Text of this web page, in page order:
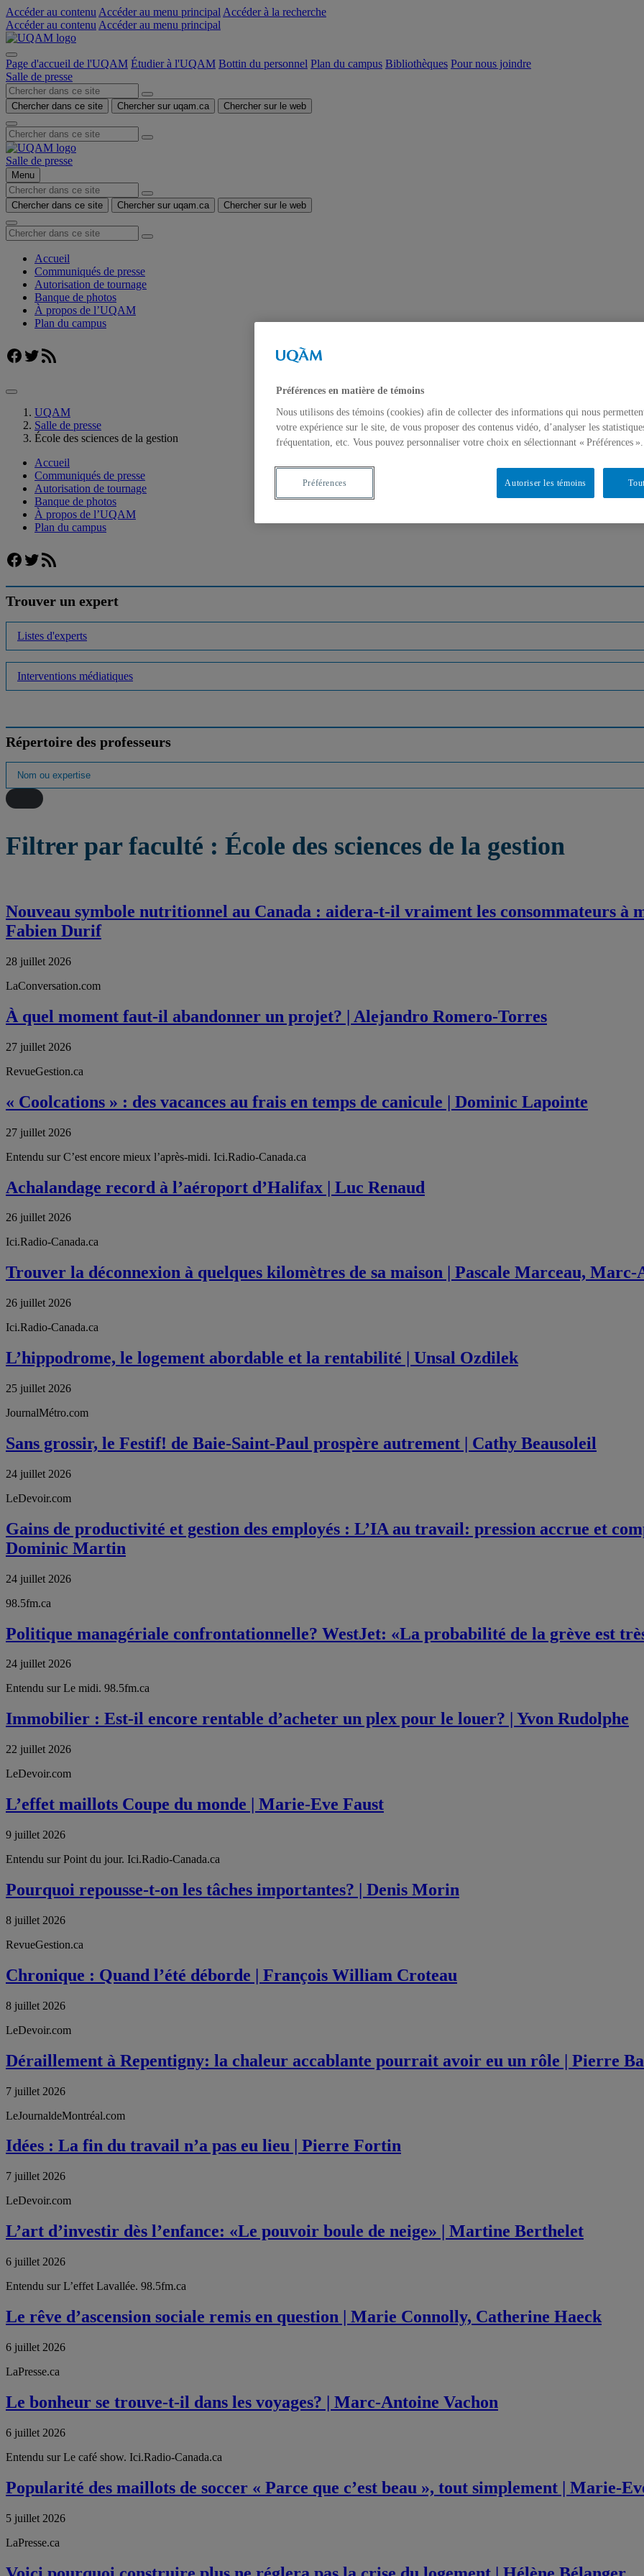
Accéder au contenu Accéder au menu principal Accéder à la recherche
Accéder au contenu Accéder au menu principal
Page d'accueil de l'UQAM Étudier à l'UQAM Bottin du personnel Plan du campus Bibliothèques Pour nous joindre
Salle de presse
Chercher dans ce site Chercher sur uqam.ca Chercher sur le web
Salle de presse
Menu
Chercher dans ce site Chercher sur uqam.ca Chercher sur le web
Accueil
Communiqués de presse
Autorisation de tournage
Banque de photos
À propos de l’UQAM
Plan du campus
Facebook
Twitter
Flux RSS
UQAM
Salle de presse
École des sciences de la gestion
Accueil
Communiqués de presse
Autorisation de tournage
Banque de photos
À propos de l’UQAM
Plan du campus
Facebook
Twitter
Flux RSS
Trouver un expert
Listes d'experts
Interventions médiatiques
Répertoire des professeurs
Filtrer par faculté : École des sciences de la gestion
Nouveau symbole nutritionnel au Canada : aidera‑t‑il vraiment les consommateurs à
Fabien Durif
28 juillet 2026
LaConversation.com
À quel moment faut-il abandonner un projet? | Alejandro Romero-Torres
27 juillet 2026
RevueGestion.ca
« Coolcations » : des vacances au frais en temps de canicule | Dominic Lapointe
27 juillet 2026
Entendu sur C’est encore mieux l’après-midi. Ici.Radio-Canada.ca
Achalandage record à l’aéroport d’Halifax | Luc Renaud
26 juillet 2026
Ici.Radio-Canada.ca
Trouver la déconnexion à quelques kilomètres de sa maison | Pascale Marceau, Marc-
26 juillet 2026
Ici.Radio-Canada.ca
L’hippodrome, le logement abordable et la rentabilité | Unsal Ozdilek
25 juillet 2026
JournalMétro.com
Sans grossir, le Festif! de Baie-Saint-Paul prospère autrement | Cathy Beausoleil
24 juillet 2026
LeDevoir.com
Gains de productivité et gestion des employés : L’IA au travail: pression accrue et
Dominic Martin
24 juillet 2026
98.5fm.ca
Politique managériale confrontationnelle? WestJet: «La probabilité de la grève est
24 juillet 2026
Entendu sur Le midi. 98.5fm.ca
Immobilier : Est-il encore rentable d’acheter un plex pour le louer? | Yvon Rudolphe
22 juillet 2026
LeDevoir.com
L’effet maillots Coupe du monde | Marie-Eve Faust
9 juillet 2026
Entendu sur Point du jour. Ici.Radio-Canada.ca
Pourquoi repousse-t-on les tâches importantes? | Denis Morin
8 juillet 2026
RevueGestion.ca
Chronique : Quand l’été déborde | François William Croteau
8 juillet 2026
LeDevoir.com
Déraillement à Repentigny: la chaleur accablante pourrait avoir eu un rôle | Pierre
7 juillet 2026
LeJournaldeMontréal.com
Idées : La fin du travail n’a pas eu lieu | Pierre Fortin
7 juillet 2026
LeDevoir.com
L’art d’investir dès l’enfance: «Le pouvoir boule de neige» | Martine Berthelet
6 juillet 2026
Entendu sur L’effet Lavallée. 98.5fm.ca
Le rêve d’ascension sociale remis en question | Marie Connolly, Catherine Haeck
6 juillet 2026
LaPresse.ca
Le bonheur se trouve-t-il dans les voyages? | Marc-Antoine Vachon
6 juillet 2026
Entendu sur Le café show. Ici.Radio-Canada.ca
Popularité des maillots de soccer « Parce que c’est beau », tout simplement | Marie-
5 juillet 2026
LaPresse.ca
Préférences en matière de témoins
Nous utilisons des témoins (cookies) afin de collecter des informations qui nous
votre expérience sur le site, de vous proposer des contenus vidéo, d’analyser les
fréquentation, etc. Vous pouvez personnaliser votre choix en sélectionnant « Préférences ».
Autoriser les témoins
Préférences